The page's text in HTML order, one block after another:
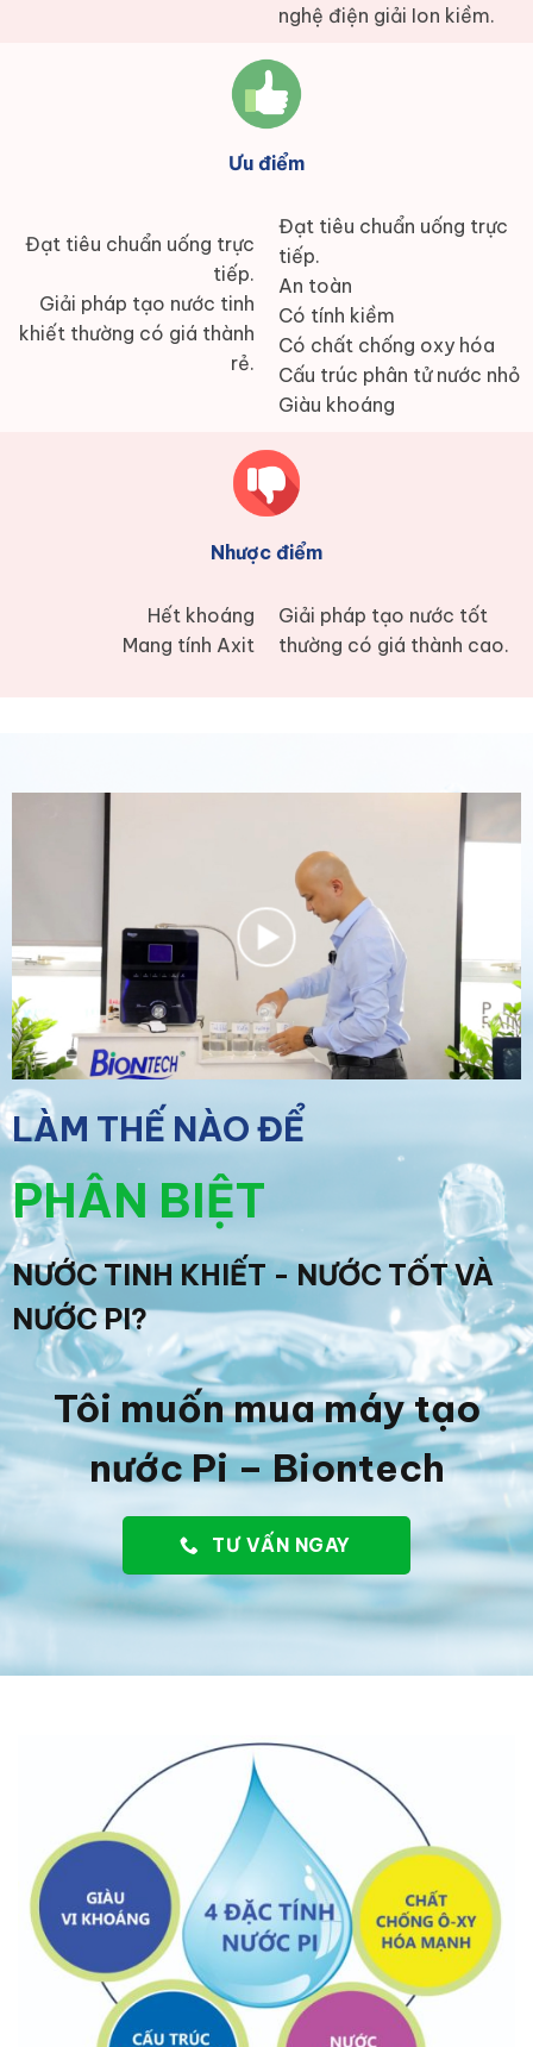
nghệ điện giải Ion kiềm.
Đạt tiêu chuẩn uống trực
tiếp.
Giải pháp tạo nước tinh
khiết thường có giá thành
rẻ.
Ưu điểm
Đạt tiêu chuẩn uống trực
tiếp.
An toàn
Có tính kiềm
Có chất chống oxy hóa
Cấu trúc phân tử nước nhỏ
Giàu khoáng
Hết khoáng
Mang tính Axit
Nhược điểm
Giải pháp tạo nước tốt
thường có giá thành cao.
LÀM THẾ NÀO ĐỂ
PHÂN BIỆT
NƯỚC TINH KHIẾT - NƯỚC TỐT VÀ
NƯỚC PI?
Tôi muốn mua máy tạo
nước Pi – Biontech
TƯ VẤN NGAY